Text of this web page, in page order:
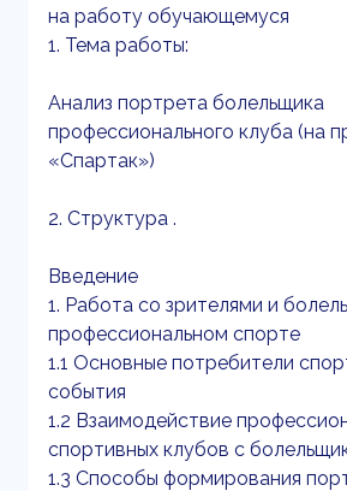
на работу обучающемуся
1. Тема работы:
Анализ портрета болельщика
профессионального клуба (на
«Спартак»)
2. Структура .
Введение
1. Работа со зрителями и
профессиональном спорте
1.1 Основные потребители
события
1.2 Взаимодействие
спортивных клубов с
1.3 Способы формирования